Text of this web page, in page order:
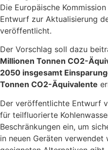
Die Europäische
Entwurf zur Aktualisierung
veröffentlicht.
Der Vorschlag soll dazu
Millionen Tonnen CO2-
2050 insgesamt
Tonnen CO2-Äquivalente
Der veröffentlichte Entwurf
für teilfluorierte
Beschränkungen ein, um
in neuen Geräten verwendet